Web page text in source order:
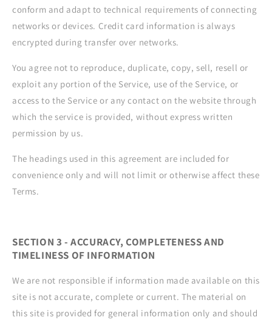
conform and adapt to technical requirements of connecting
networks or devices. Credit card information is always
encrypted during transfer over networks.
You agree not to reproduce, duplicate, copy, sell, resell or
exploit any portion of the Service, use of the Service, or
access to the Service or any contact on the website through
which the service is provided, without express written
permission by us.
The headings used in this agreement are included for
convenience only and will not limit or otherwise affect these
Terms.
SECTION 3 - ACCURACY, COMPLETENESS AND
TIMELINESS OF INFORMATION
We are not responsible if information made available on this
site is not accurate, complete or current. The material on
this site is provided for general information only and should